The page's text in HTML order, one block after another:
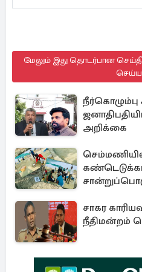
மேலும் இது தொடர்பான
அறிக்கை
சாகர
நீதிமன்றம்